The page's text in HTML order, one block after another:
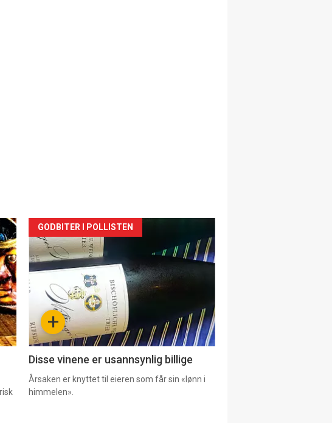
Forsiden
akkurat
nå
3 +
GODBITER I POLLISTEN
Disse vinene er usannsynlig billige
Årsaken er knyttet til eieren som får sin «lønn i
himmelen».